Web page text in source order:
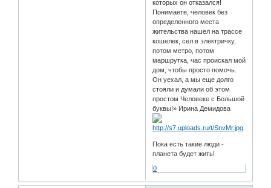
которых он отказался!
Понимаете, человек без
определенного места
жительства нашел на трассе
кошелек, сел в электричку,
потом метро, потом
маршрутка, час проискал мой
дом, чтобы просто помочь.
Он уехал, а мы еще долго
стояли и думали об этом
простом Человеке с Большой
буквы!» Ирина Демидова
Пока есть такие люди -
планета будет жить!
0